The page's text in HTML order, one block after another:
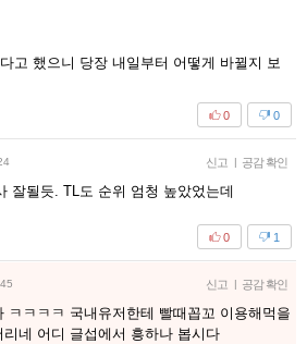
고 했으니 당장 내일부터 어떻게 바뀔지 보
0
0
신고 | 공감 확인
잘될듯. TL도 순위 엄청 높았었는데
1
0
신고 | 공감 확인
ㅋㅋㅋㅋ 국내유저한테 빨때꼽꼬 이용해먹을
네 어디 글섭에서 흥하나 봅시다